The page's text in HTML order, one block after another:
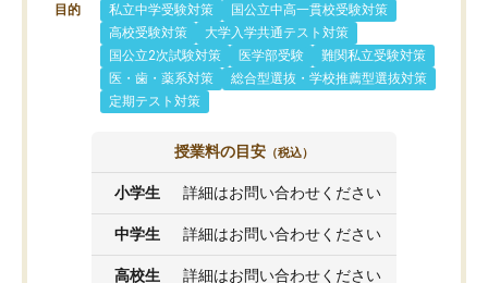
目的 私立中学受験対策
国公立中高一貫校受験対策
高校受験対策
大学入学共通テスト対策
国公立2次試験対策
医学部受験
難関私立受験対策
医・歯・薬系対策
総合型選抜・学校推薦型選抜対策
定期テスト対策
授業料の目安 （税込）
小学生 詳細はお問い合わせください
中学生 詳細はお問い合わせください
高校生 詳細はお問い合わせください